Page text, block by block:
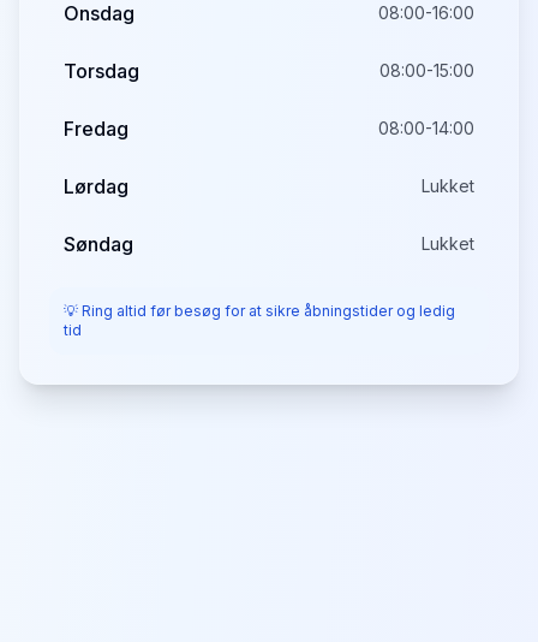
Onsdag 08:00-16:00
Torsdag 08:00-15:00
Fredag 08:00-14:00
Lørdag Lukket
Søndag Lukket
💡 Ring altid før besøg for at sikre åbningstider og ledig
tid